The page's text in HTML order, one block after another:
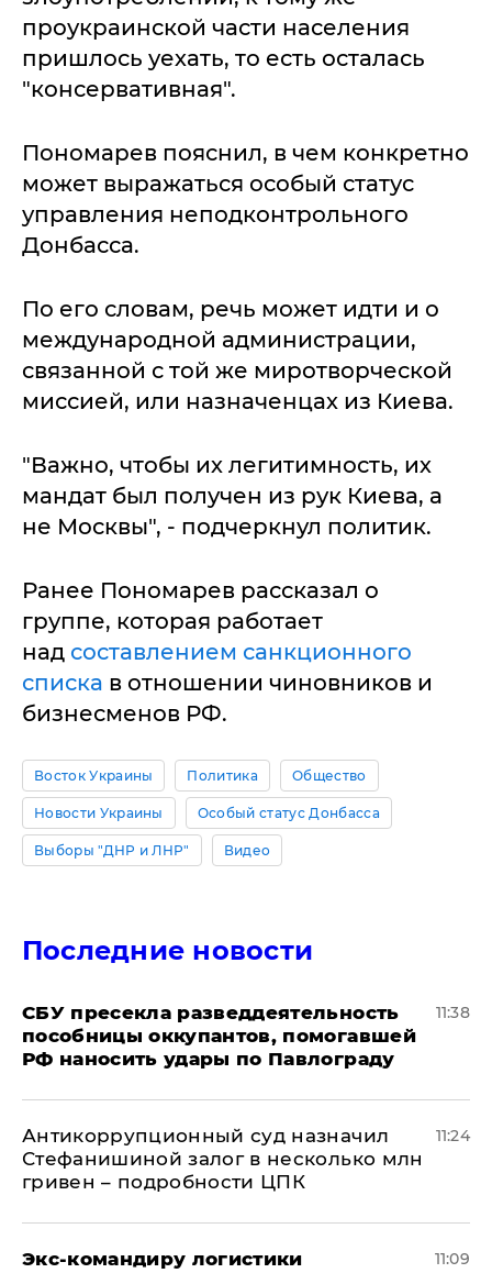
проукраинской части населения
пришлось уехать, то есть осталась
"консервативная".
Пономарев пояснил, в чем конкретно
может выражаться особый статус
управления неподконтрольного
Донбасса.
По его словам, речь может идти и о
международной администрации,
связанной с той же миротворческой
миссией, или назначенцах из Киева.
"Важно, чтобы их легитимность, их
мандат был получен из рук Киева, а
не Москвы", - подчеркнул политик.
Ранее Пономарев рассказал о
группе, которая работает
над составлением санкционного
списка в отношении чиновников и
бизнесменов РФ.
Восток Украины Политика Общество
Новости Украины Особый статус Донбасса
Выборы "ДНР и ЛНР" Видео
Последние новости
СБУ пресекла разведдеятельность
пособницы оккупантов, помогавшей
РФ наносить удары по Павлограду
11:38
Антикоррупционный суд назначил
Стефанишиной залог в несколько млн
гривен – подробности ЦПК
11:24
Экс-командиру логистики
11:09